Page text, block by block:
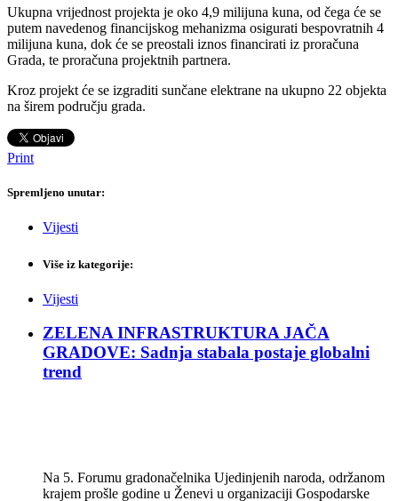
Ukupna vrijednost projekta je oko 4,9 milijuna kuna, od čega će se
putem navedenog financijskog mehanizma osigurati bespovratnih 4
milijuna kuna, dok će se preostali iznos financirati iz proračuna
Grada, te proračuna projektnih partnera.
Kroz projekt će se izgraditi sunčane elektrane na ukupno 22 objekta
na širem području grada.
Print
Spremljeno unutar:
Vijesti
Više iz kategorije:
Vijesti
ZELENA INFRASTRUKTURA JAČA
GRADOVE: Sadnja stabala postaje globalni
trend
Na 5. Forumu gradonačelnika Ujedinjenih naroda, održanom
krajem prošle godine u Ženevi u organizaciji Gospodarske